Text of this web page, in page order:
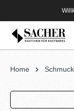
Home Schmuck